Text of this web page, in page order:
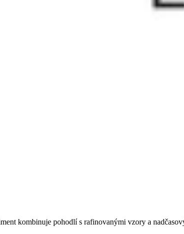
kombinuje pohodlí s rafinovanými vzory a